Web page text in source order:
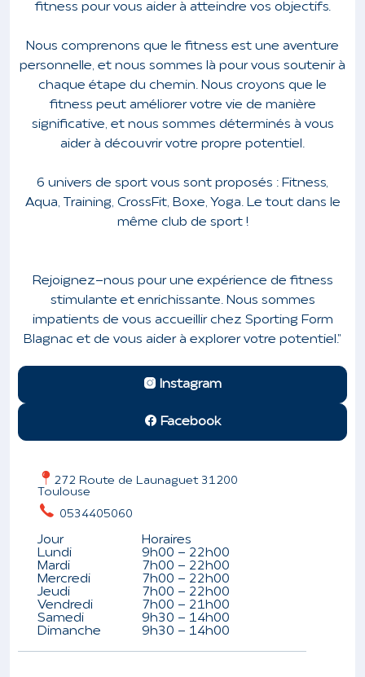
fitness pour vous aider à atteindre vos objectifs.
Nous comprenons que le fitness est une aventure
personnelle, et nous sommes là pour vous soutenir à
chaque étape du chemin. Nous croyons que le
fitness peut améliorer votre vie de manière
significative, et nous sommes déterminés à vous
aider à découvrir votre propre potentiel.
6 univers de sport vous sont proposés : Fitness,
Aqua, Training, CrossFit, Boxe, Yoga. Le tout dans le
même club de sport !
Rejoignez-nous pour une expérience de fitness
stimulante et enrichissante. Nous sommes
impatients de vous accueillir chez Sporting Form
Blagnac et de vous aider à explorer votre potentiel."
Instagram
Facebook
272 Route de Launaguet 31200
Toulouse
0534405060
Jour
Horaires
Lundi
9h00 - 22h00
Mardi
7h00 - 22h00
Mercredi
7h00 - 22h00
Jeudi
7h00 - 22h00
Vendredi
7h00 - 21h00
Samedi
9h30 - 14h00
Dimanche
9h30 - 14h00